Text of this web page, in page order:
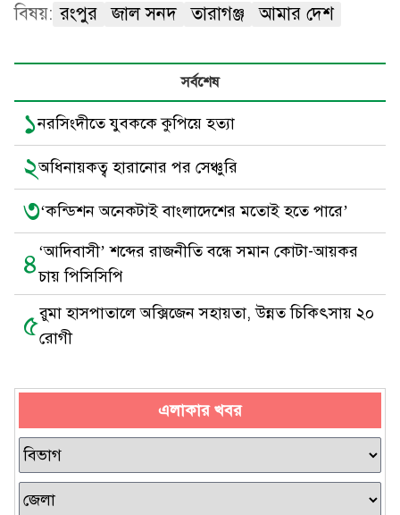
বিষয়: রংপুর জাল সনদ তারাগঞ্জ আমার দেশ
সর্বশেষ
১নরসিংদীতে যুবককে কুপিয়ে হত্যা
২অধিনায়কত্ব হারানোর পর সেঞ্চুরি
৩‘কন্ডিশন অনেকটাই বাংলাদেশের মতোই হতে পারে’
৪‘আদিবাসী’ শব্দের রাজনীতি বন্ধে সমান কোটা-আয়কর
চায় পিসিসিপি
৫রুমা হাসপাতালে অক্সিজেন সহায়তা, উন্নত চিকিৎসায় ২০
রোগী
এলাকার খবর